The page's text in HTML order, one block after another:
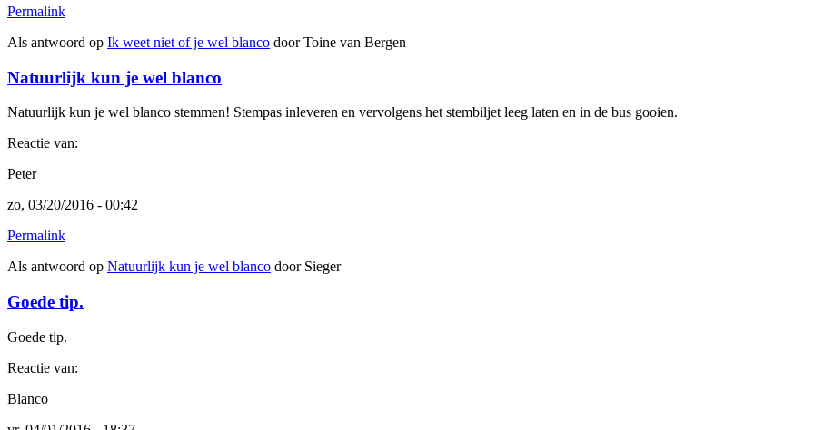
Permalink
Als antwoord op Ik weet niet of je wel blanco doorToine van Bergen
Natuurlijk kun je wel blanco
Natuurlijk kun je wel blanco stemmen! Stempas inleveren en vervolgens het stembiljet leeg laten en in de bus gooien.
Reactie van:
Peter
zo, 03/20/2016 - 00:42
Permalink
Als antwoord op Natuurlijk kun je wel blanco door Sieger
Goede tip.
Goede tip.
Reactie van:
Blanco